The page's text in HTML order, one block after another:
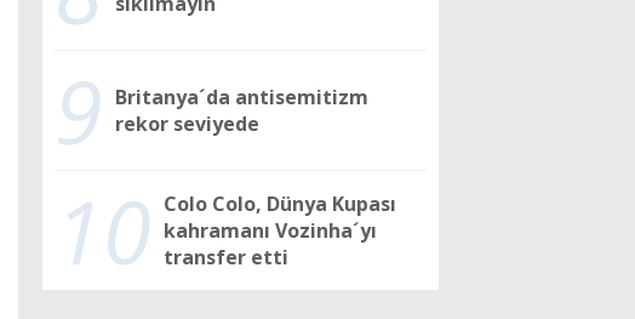
9
Britanya´da antisemitizm
rekor seviyede
10 Colo Colo, Dünya Kupası
kahramanı Vozinha´yı
transfer etti